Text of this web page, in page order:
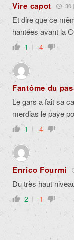
Vire capot 30
Et dire que ce
hantées avant la
1 -4
Fantôme du
Le gars a fait sa
merdias le paye
1 -4
Enrico Fourmi
Du très haut
2 -1